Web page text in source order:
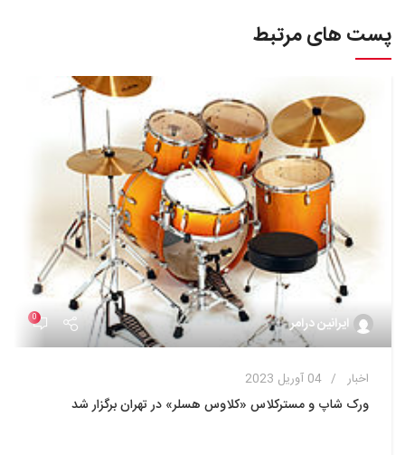
پست های مرتبط
ایرانین درامر 0
اخبار 04 آوریل 2023
ورک شاپ و مسترکلاس «کلاوس هسلر» در تهران برگزار شد